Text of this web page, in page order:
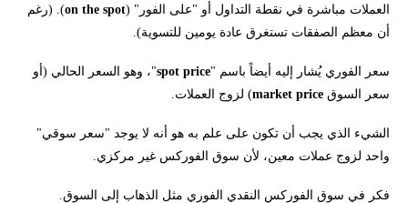
العملات مباشرة في نقطة التداول أو "على الفور" (on the spot). (رغم
أن معظم الصفقات تستغرق عادة يومين للتسوية).
سعر الفوري يُشار إليه أيضاً باسم "spot price"، وهو السعر الحالي (أو
سعر السوق market price) لزوج العملات.
الشيء الذي يجب أن تكون على علم به هو أنه لا يوجد "سعر سوقي"
واحد لزوج عملات معين، لأن سوق الفوركس غير مركزي.
فكر في سوق الفوركس النقدي الفوري مثل الذهاب إلى السوق.